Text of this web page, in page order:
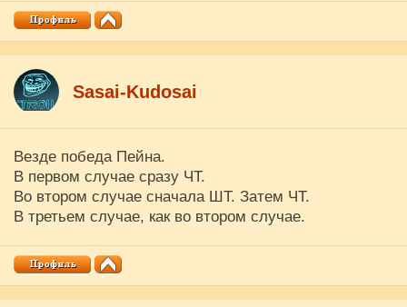
Sasai-Kudosai
Везде победа Пейна.
В первом случае сразу ЧТ.
Во втором случае сначала ШТ. Затем ЧТ.
В третьем случае, как во втором случае.